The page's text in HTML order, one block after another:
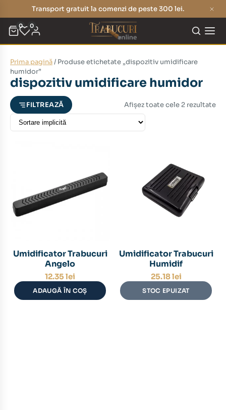
Transport gratuit la comenzi de peste 300 lei.
0 0
Prima pagină/ Produse etichetate „dispozitiv umidificare
humidor”
dispozitiv umidificare humidor
FILTREAZĂ Afișez toate cele 2 rezultate
Umidificator Trabucuri
Angelo
12.35 lei
ADAUGĂ ÎN COȘ
Umidificator Trabucuri
Humidif
25.18lei
STOC EPUIZAT